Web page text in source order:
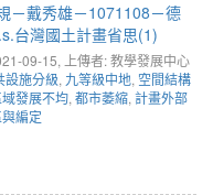
－戴秀雄－1071108－德
台灣國土計畫省思(1)
09-15, 上傳者: 教學發展中心
設施分級, 九等級中地, 空間結構
發展不均, 都市萎縮, 計畫外部
編定